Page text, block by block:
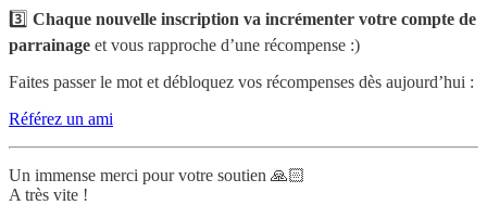
3️⃣ Chaque nouvelle inscription va incrémenter votre compte de
parrainage et vous rapproche d’une récompense :)
Faites passer le mot et débloquez vos récompenses dès aujourd’hui :
Référez un ami
Un immense merci pour votre soutien 🙏🏻
A très vite !